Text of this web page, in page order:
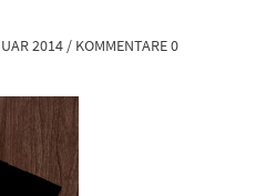
2014 / KOMMENTARE 0